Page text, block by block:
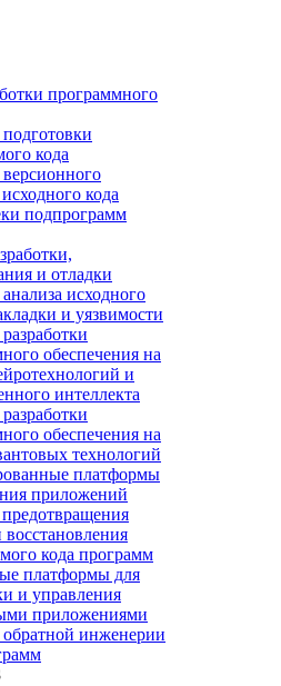
программного
кода
кода
подпрограмм
и отладки
исходного
и уязвимости
обеспечения на
и
интеллекта
обеспечения на
технологий
платформы
приложений
восстановления
кода программ
платформы для
и управления
приложениями
обратной инженерии